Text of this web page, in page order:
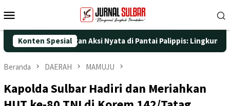
ke
Mobile
Konten Spesial
ke-25 dengan Aksi Nyata di Pantai Palippis: Lingkungan dan
Beranda DAERAH MAMUJU
Kapolda Sulbar Hadiri dan Meriahkan